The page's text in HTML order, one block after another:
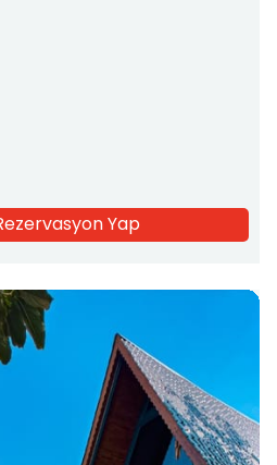
Yap